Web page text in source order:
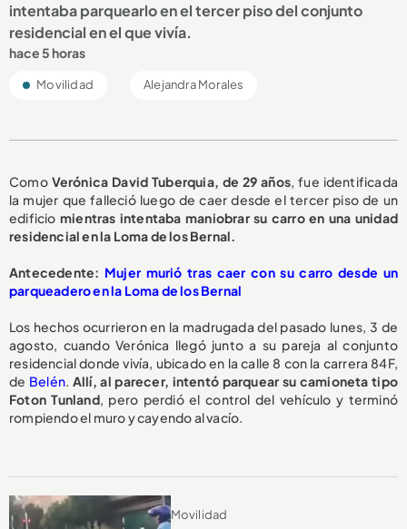
intentaba parquearlo en el tercer piso del conjunto
residencial en el que vivía.
hace 5 horas
Movilidad Alejandra Morales
Como Verónica David Tuberquia, de 29 años, fue identificada
la mujer que falleció luego de caer desde el tercer piso de un
edificio mientras intentaba maniobrar su carro en una unidad
residencial en la Loma de los Bernal.
Antecedente: Mujer murió tras caer con su carro desde un
parqueadero en la Loma de los Bernal
Los hechos ocurrieron en la madrugada del pasado lunes, 3 de
agosto, cuando Verónica llegó junto a su pareja al conjunto
residencial donde vivía, ubicado en la calle 8 con la carrera 84F,
de Belén. Allí, al parecer, intentó parquear su camioneta tipo
Foton Tunland, pero perdió el control del vehículo y terminó
rompiendo el muro y cayendo al vacío.
Movilidad